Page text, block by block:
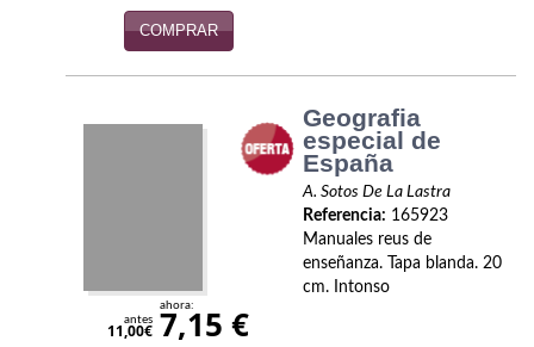
COMPRAR
Geografia
especial de
España
A. Sotos De La Lastra
Referencia: 165923
Manuales reus de
enseñanza. Tapa blanda. 20
cm. Intonso
antes
11,00€
ahora:
7,15 €